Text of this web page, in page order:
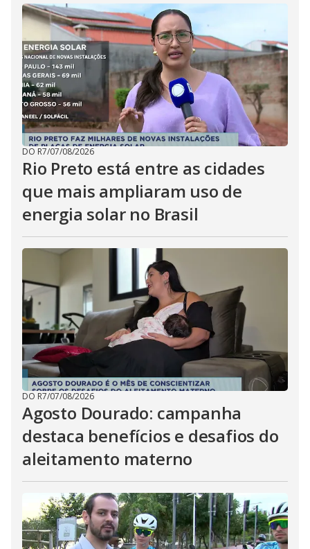
DO R7/07/08/2026
Rio Preto está entre as cidades
que mais ampliaram uso de
energia solar no Brasil
DO R7/07/08/2026
Agosto Dourado: campanha
destaca benefícios e desafios do
aleitamento materno